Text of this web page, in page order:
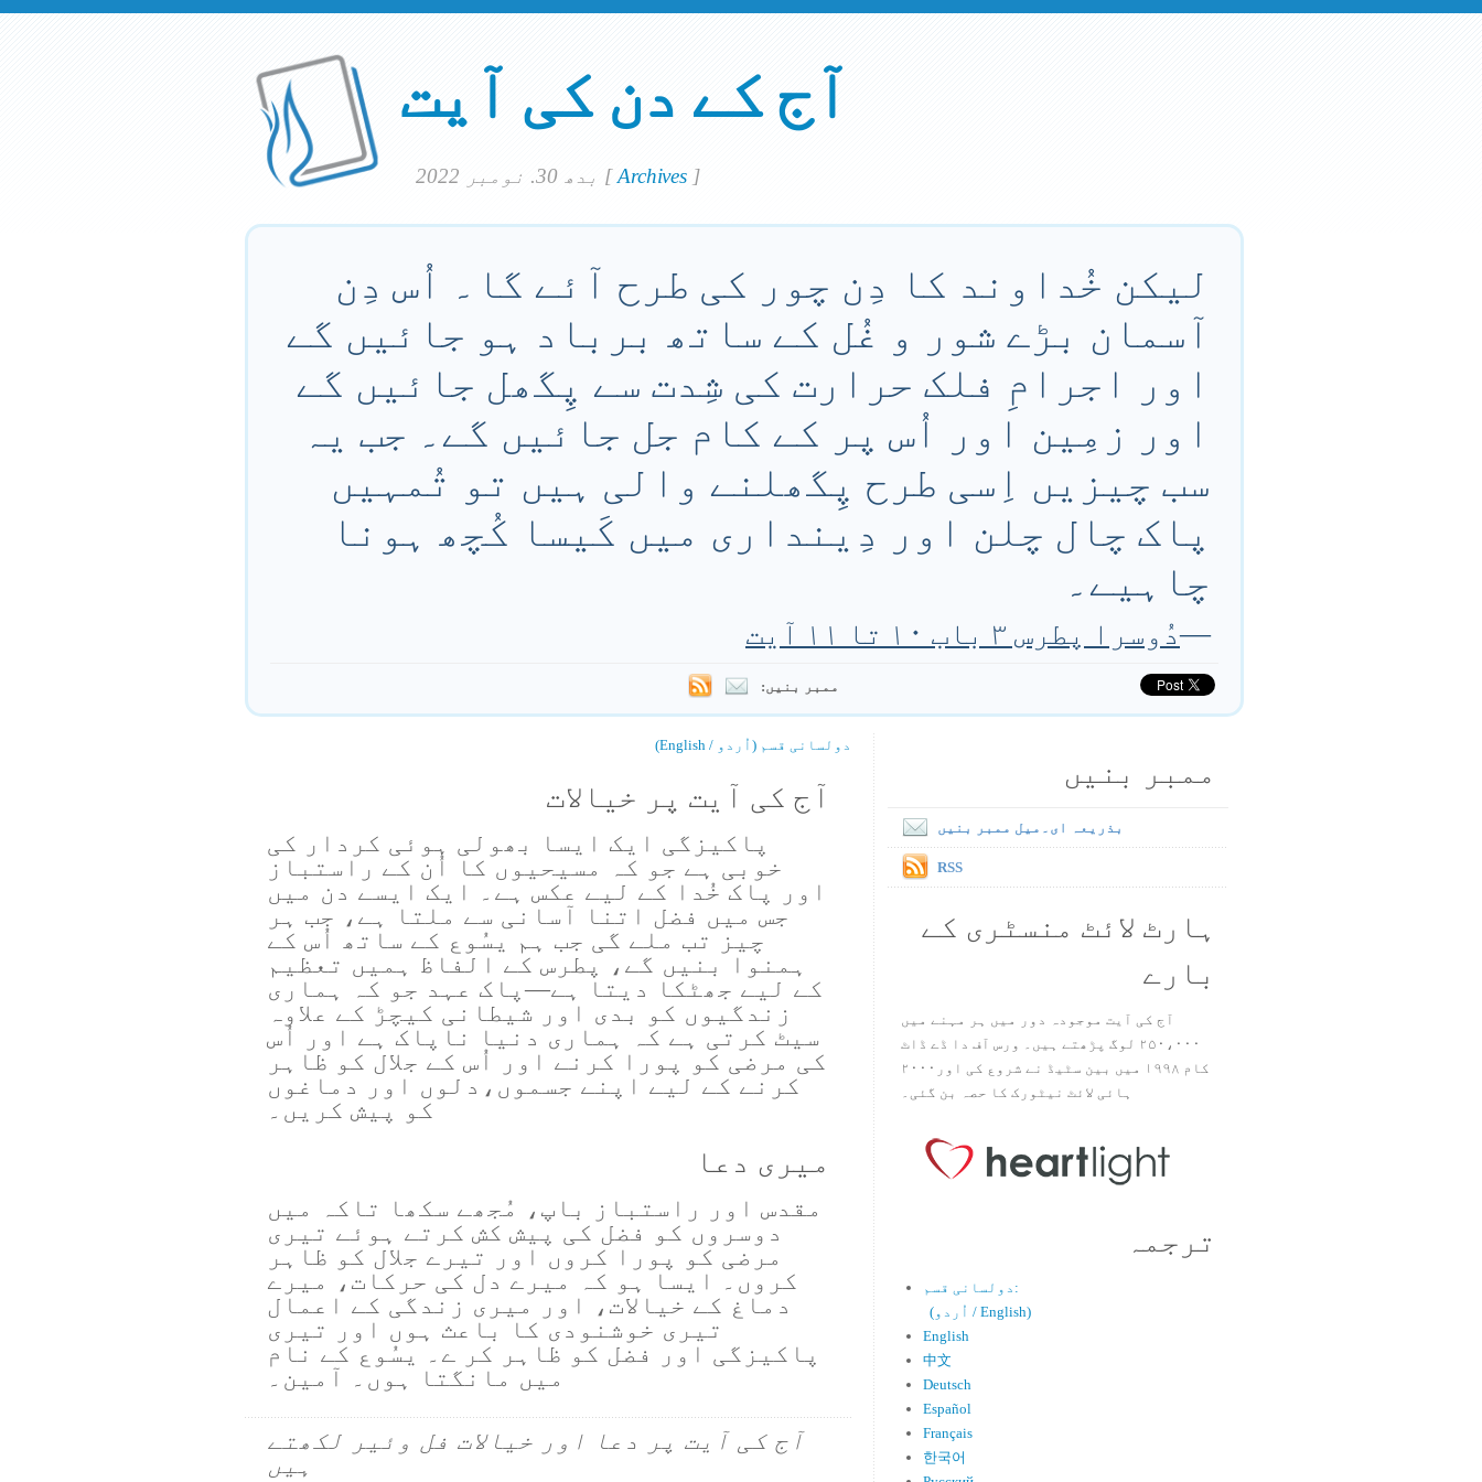
آج کے دن کی آیت
[Archives ]
لیکن خُداوند کا دِن چور کی طرح آئے گا۔ اُس دِن
آسمان بڑے شور و غُل کے ساتھ برباد ہو جائیں گے
اور اجرامِ فلک حرارت کی شِدت سے پِگھل جائیں گے
اور زمِین اور اُس پر کے کام جل جائیں گے۔ جب یہ
سب چیزیں اِسی طرح پِگھلنے والی ہیں تو تُمہیں
پاک چال چلن اور دِینداری میں کَیسا کُچھ ہونا
چاہیے۔
—دُوسرا پطرس ۳ باب ۱۰ تا ۱۱ آیت
ممبر بنیں:
دولسانی قسم (اُردو / English)
آج کی آیت پر خیالات
پاکیزگی ایک ایسا بھولی ہوئی کردار کی
خوبی ہے جو کہ مسیحیوں کا اُن کے راستباز
اور پاک خُدا کے لیے عکس ہے۔ ایک ایسے دن میں
جس میں فضل اتنا آسانی سے ملتا ہے، جب ہر
چیز تب ملے گی جب ہم یسُوع کے ساتھ اُس کے
ہمنوا بنیں گے، پطرس کے الفاظ ہمیں تعظیم
کے لیے جھٹکا دیتا ہے—پاک عہد جو کہ ہماری
زندگیوں کو بدی اور شیطانی کیچڑ کے علاوہ
سیٹ کرتی ہے کہ ہماری دنیا ناپاک ہے اور اُس
کی مرضی کو پورا کرنے اور اُس کے جلال کو ظاہر
کرنے کے لیے اپنے جسموں،دلوں اور دماغوں
کو پیش کریں۔
میری دعا
مقدس اور راستباز باپ، مُجھے سکھا تاکہ میں
دوسروں کو فضل کی پیش کش کرتے ہوئے تیری
مرضی کو پورا کروں اور تیرے جلال کو ظاہر
کروں۔ ایسا ہو کہ میرے دل کی حرکات، میرے
دماغ کے خیالات، اور میری زندگی کے اعمال
تیری خوشنودی کا باعث ہوں اور تیری
پاکیزگی اور فضل کو ظاہر کر ے۔ یسُوع کے نام
میں مانگتا ہوں۔ آمین۔
آج کی آیت پر دعا اور خیالات فل وئیر لکھتے
ہیں
ممبر بنیں
بذریعہ ای۔میل ممبر بنیں
RSS
ہارٹ لائٹ منسٹری کے
بارے
آج کی آیت موجودہ دور میں ہر مہنے میں
۲۵۰،۰۰۰ لوگ پڑھتے ہیں۔ ورس آف دا ڈے ڈاٹ
کام ۱۹۹۸ میں بین سٹیڈ نے شروع کی اور۲۰۰۰
ہائی لائٹ نیٹورک کا حصہ بن گئی۔
ترجمہ
دولسانی قسم:
(اُردو / English)
English
中文
Deutsch
Español
Français
한국어